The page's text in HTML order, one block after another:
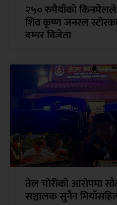
२५० रुपैयाँको किनमेलले
शिव कृष्ण जनरल
बम्पर विजेता
तेल चोरीको आरोपमा
सञ्चालक सुनैन